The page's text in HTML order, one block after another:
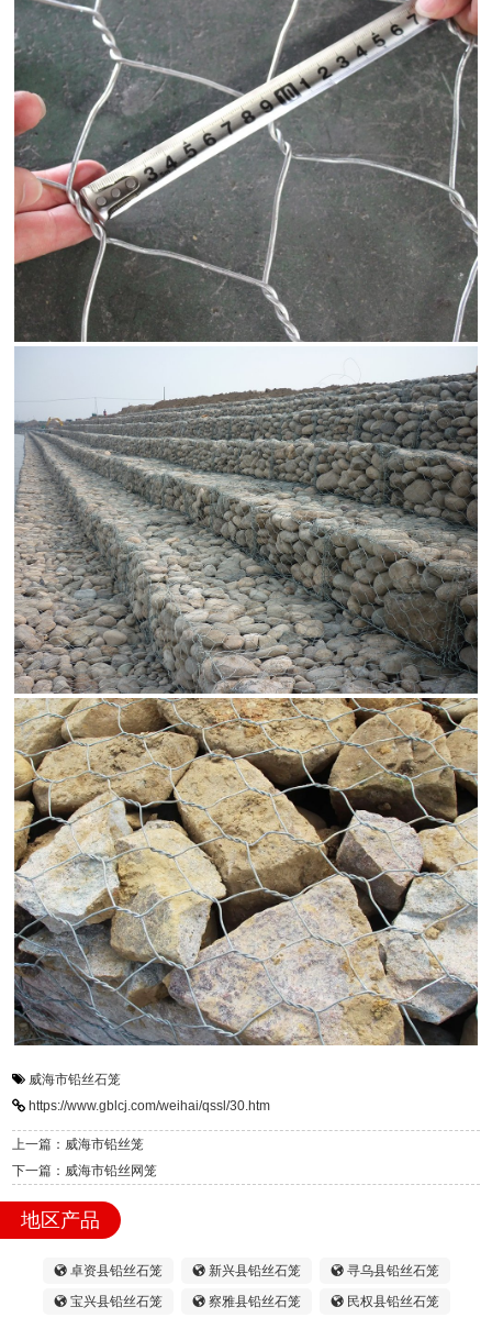
威海市铅丝石笼
https://www.gblcj.com/weihai/qssl/30.htm
上一篇：威海市铅丝笼
下一篇：威海市铅丝网笼
地区产品
卓资县铅丝石笼 新兴县铅丝石笼
寻乌县铅丝石笼
宝兴县铅丝石笼
察雅县铅丝石笼
民权县铅丝石笼